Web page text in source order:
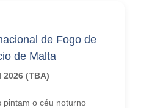
de Fogo de
de Malta
2026 (TBA)
pintam o céu noturno